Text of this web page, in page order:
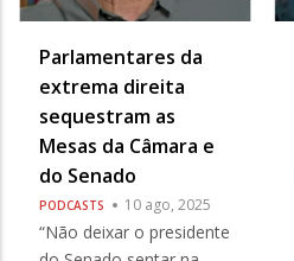
Parlamentares da
extrema direita
sequestram as
Mesas da Câmara e
do Senado
PODCASTS 10 ago, 2025
“Não deixar o presidente